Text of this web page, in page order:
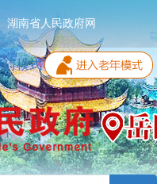
湖南省人民政府网
碍模式